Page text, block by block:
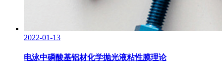
2022-01-13
电泳中磷酸基铝材化学抛光液粘性膜理论